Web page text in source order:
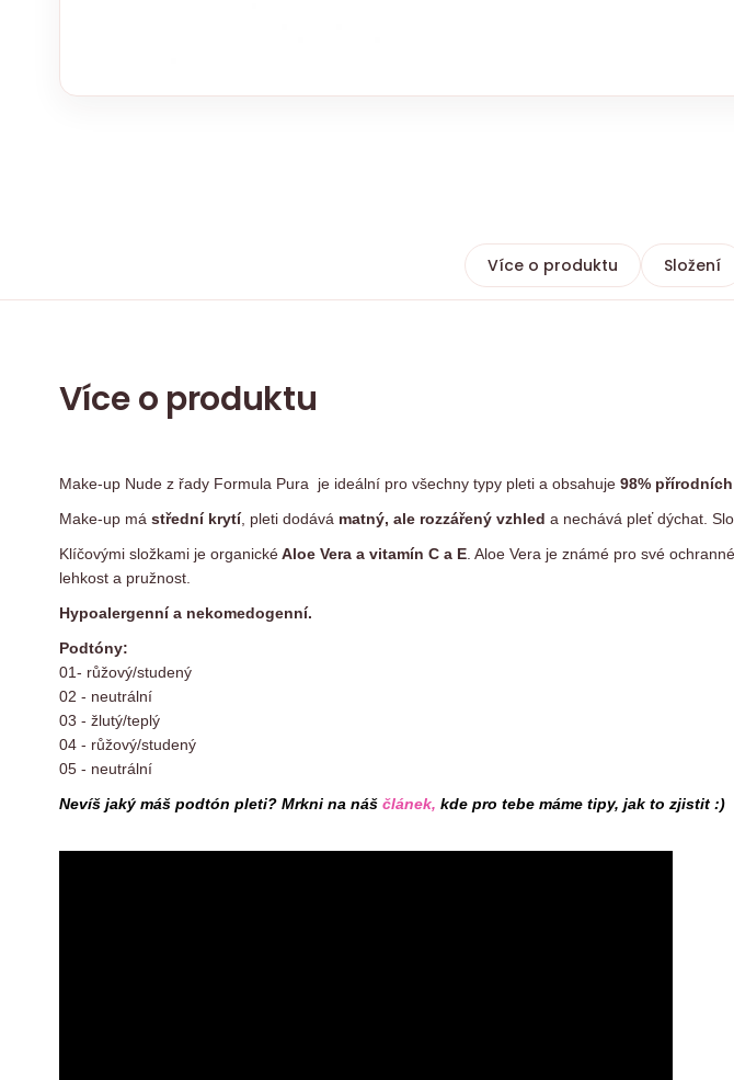
Více o produktu Složení
Více o produktu
Make-up Nude z řady Formula Pura je ideální pro všechny typy pleti a obsahuje 98%
Make-up má střední krytí, pleti dodává matný, ale rozzářený vzhled a nechává pleť dýchat.
Klíčovými složkami je organickéAloe Vera a vitamín C a E . Aloe Vera je známé pro své
lehkost a pružnost.
Hypoalergenní a nekomedogenní.
Podtóny:
01- růžový/studený
02 - neutrální
03 - žlutý/teplý
04 - růžový/studený
05 - neutrální
Nevíš jaký máš podtón pleti? Mrkni na náš článek, kde pro tebe máme tipy, jak to zjistit :)